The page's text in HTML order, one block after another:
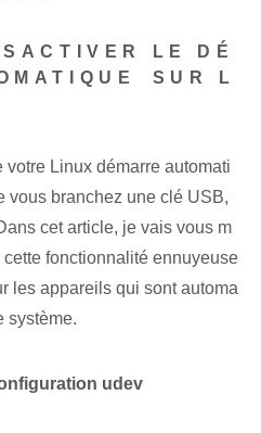
LE DÉ
SUR ‌L
Linux démarre automati
vous branchez une clé USB,
cet article, je vais vous m
fonctionnalité ennuyeuse
les appareils qui sont automa
système.
udev